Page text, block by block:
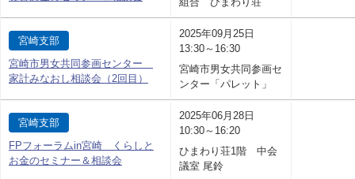
宮崎支部
宮崎市男女共同参画センター
家計みなおし相談会（2回目）
2025年09月25日
13:30～16:30
宮崎市男女共同参画セ
ンター「パレット」
宮崎支部
FPフォーラムin宮崎 くらしと
お金のセミナー＆相談会
2025年06月28日
10:30～16:20
ひまわり荘1階 中会
議室 尾鈴